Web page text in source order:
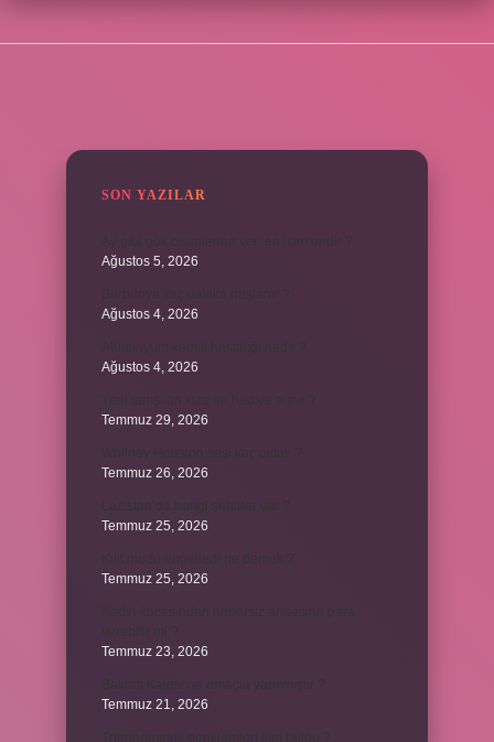
SON YAZILAR
Ağustos 5, 2026
Ağustos 4, 2026
Ağustos 4, 2026
Temmuz 29, 2026
Temmuz 26, 2026
Temmuz 25, 2026
Temmuz 25, 2026
Temmuz 23, 2026
Temmuz 21, 2026